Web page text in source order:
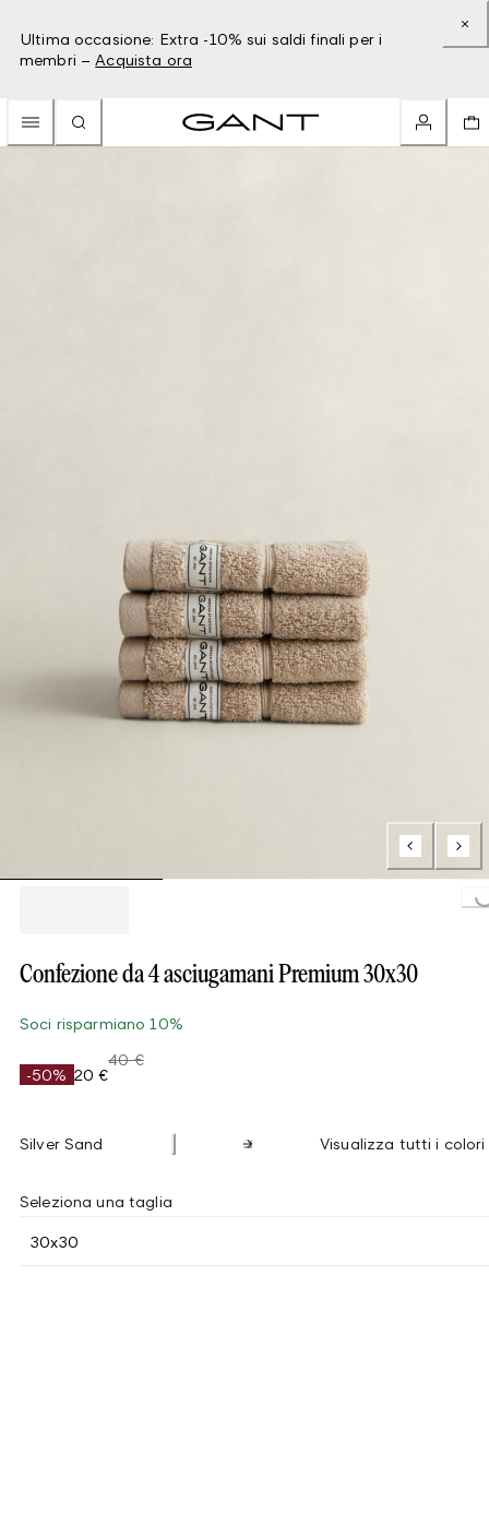
Ultima occasione: Extra -10% sui saldi finali per i
membri – Acquista ora
Loading...
Confezione da 4 asciugamani Premium 30x30
Soci risparmiano 10%
-50% 20 €
40 €
Silver Sand Visualizza tutti i colori
Seleziona una taglia
30x30